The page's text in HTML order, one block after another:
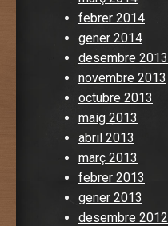
febrer 2014
gener 2014
desembre 2013
novembre 2013
octubre 2013
maig 2013
abril 2013
març 2013
febrer 2013
gener 2013
desembre 2012